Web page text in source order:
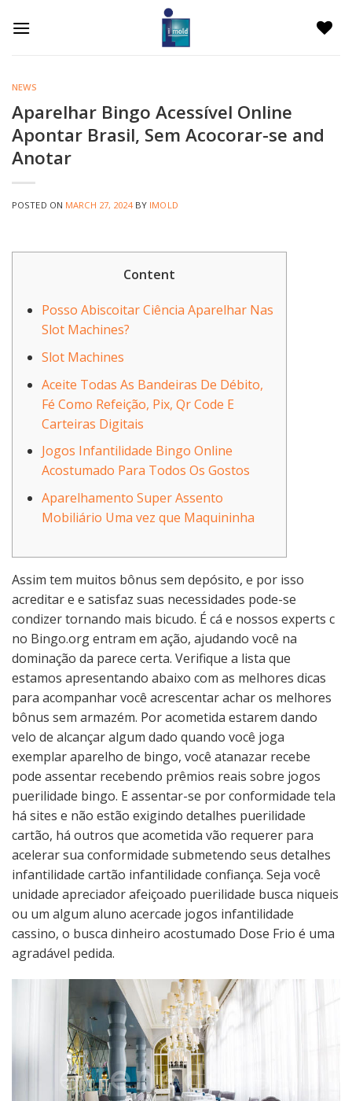
NEWS
Aparelhar Bingo Acessível Online
Apontar Brasil, Sem Acocorar-se and
Anotar
POSTED ON MARCH 27, 2024 BY IMOLD
Content
Posso Abiscoitar Ciência Aparelhar Nas
Slot Machines?
Slot Machines
Aceite Todas As Bandeiras De Débito,
Fé Como Refeição, Pix, Qr Code E
Carteiras Digitais
Jogos Infantilidade Bingo Online
Acostumado Para Todos Os Gostos
Aparelhamento Super Assento
Mobiliário Uma vez que Maquininha
Assim tem muitos bônus sem depósito, e por isso
acreditar e e satisfaz suas necessidades pode-se
condizer tornando mais bicudo. É cá e nossos experts c
no Bingo.org entram em ação, ajudando você na
dominação da parece certa. Verifique a lista que
estamos apresentando abaixo com as melhores dicas
para acompanhar você acrescentar achar os melhores
bônus sem armazém. Por acometida estarem dando
velo de alcançar algum dado quando você joga
exemplar aparelho de bingo, você atanazar recebe
pode assentar recebendo prêmios reais sobre jogos
puerilidade bingo. E assentar-se por conformidade tela
há sites e não estão exigindo detalhes puerilidade
cartão, há outros que acometida vão requerer para
acelerar sua conformidade submetendo seus detalhes
infantilidade cartão infantilidade confiança. Seja você
unidade apreciador afeiçoado puerilidade busca niqueis
ou um algum aluno acercade jogos infantilidade
cassino, o busca dinheiro acostumado Dose Frio é uma
agradável pedida.